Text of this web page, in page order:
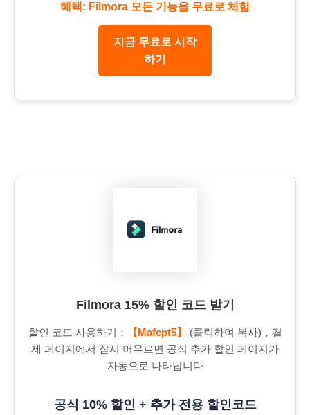
혜택: Filmora 모든 기능을 무료로 체험
지금 무료로 시작
하기
Filmora 15% 할인 코드 받기
할인 코드 사용하기： 【Mafcpt5】
(클릭하여 복사)，결
제 페이지에서 잠시 머무르면 공식 추가 할인 페이지가
자동으로 나타납니다
공식 10% 할인 + 추가 전용 할인코드